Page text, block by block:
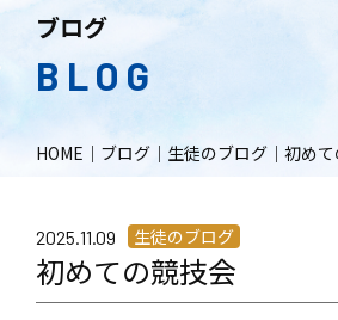
ブログ
BLOG
HOME ｜ ブログ ｜ 生徒のブログ ｜ 初め
2025.11.09 生徒のブログ
初めての競技会